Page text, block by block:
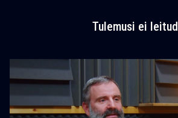
Tulemusi ei leitud